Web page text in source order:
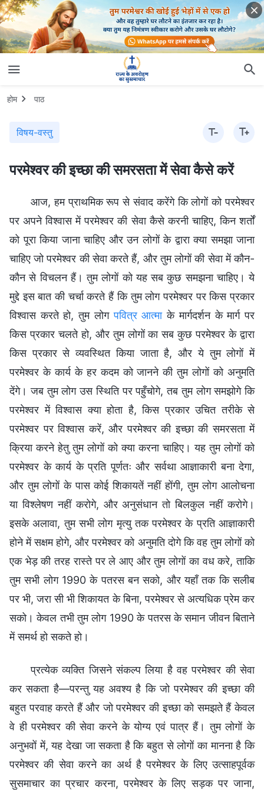
होम पाठ
विषय-वस्तु
परमेश्वर की इच्छा की समरसता में सेवा कैसे करें
आज, हम प्राथमिक रूप से संवाद करेंगे कि लोगों को परमेश्वर
पर अपने विश्वास में परमेश्वर की सेवा कैसे करनी चाहिए, किन शर्तों
को पूरा किया जाना चाहिए और उन लोगों के द्वारा क्या समझा जाना
चाहिए जो परमेश्वर की सेवा करते हैं, और तुम लोगों की सेवा में कौन-
कौन से विचलन हैं। तुम लोगों को यह सब कुछ समझना चाहिए। ये
मुद्दे इस बात की चर्चा करते हैं कि तुम लोग परमेश्वर पर किस प्रकार
विश्वास करते हो, तुम लोगपवित्र आत्माके मार्गदर्शन के मार्ग पर
किस प्रकार चलते हो, और तुम लोगों का सब कुछ परमेश्वर के द्वारा
किस प्रकार से व्यवस्थित किया जाता है, और ये तुम लोगों में
परमेश्वर के कार्य के हर कदम को जानने की तुम लोगों को अनुमति
देंगे। जब तुम लोग उस स्थिति पर पहुँचोगे, तब तुम लोग समझोगे कि
परमेश्वर में विश्वास क्या होता है, किस प्रकार उचित तरीके से
परमेश्वर पर विश्वास करें, और परमेश्वर की इच्छा की समरसता में
क्रिया करने हेतु तुम लोगों को क्या करना चाहिए। यह तुम लोगों को
परमेश्वर के कार्य के प्रति पूर्णतः और सर्वथा आज्ञाकारी बना देगा,
और तुम लोगों के पास कोई शिकायतें नहीं होंगी, तुम लोग आलोचना
या विश्लेषण नहीं करोगे, और अनुसंधान तो बिलकुल नहीं करोगे।
इसके अलावा, तुम सभी लोग मृत्यु तक परमेश्वर के प्रति आज्ञाकारी
होने में सक्षम होगे, और परमेश्वर को अनुमति दोगे कि वह तुम लोगों को
एक भेड़ की तरह रास्ते पर ले आए और तुम लोगों का वध करे, ताकि
तुम सभी लोग 1990 के पतरस बन सको, और यहाँ तक कि सलीब
पर भी, जरा सी भी शिकायत के बिना, परमेश्वर से अत्यधिक प्रेम कर
सको। केवल तभी तुम लोग 1990 के पतरस के समान जीवन बिताने
में समर्थ हो सकते हो।
प्रत्येक व्यक्ति जिसने संकल्प लिया है वह परमेश्वर की सेवा
कर सकता है—परन्तु यह अवश्य है कि जो परमेश्वर की इच्छा की
बहुत परवाह करते हैं और जो परमेश्वर की इच्छा को समझते हैं केवल
वे ही परमेश्वर की सेवा करने के योग्य एवं पात्र हैं। तुम लोगों के
अनुभवों में, यह देखा जा सकता है कि बहुत से लोगों का मानना है कि
परमेश्वर की सेवा करने का अर्थ है परमेश्वर के लिए उत्साहपूर्वक
सुसमाचार का प्रचार करना, परमेश्वर के लिए सड़क पर जाना,